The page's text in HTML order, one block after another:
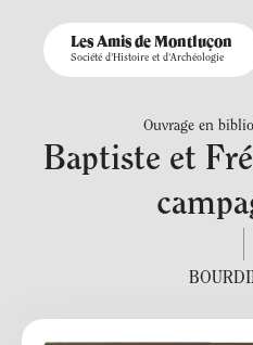
Les Amis de Montluçon
Société d'Histoire et d'Archéologie
Ouvrage en
Baptiste et